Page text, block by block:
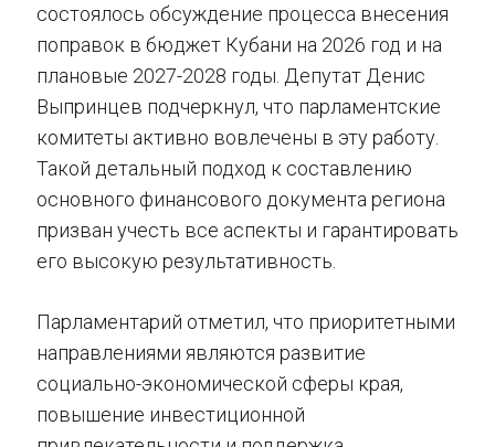
состоялось обсуждение процесса внесения
поправок в бюджет Кубани на 2026 год и на
плановые 2027-2028 годы. Депутат Денис
Выпринцев подчеркнул, что парламентские
комитеты активно вовлечены в эту работу.
Такой детальный подход к составлению
основного финансового документа региона
призван учесть все аспекты и гарантировать
его высокую результативность.
Парламентарий отметил, что приоритетными
направлениями являются развитие
социально-экономической сферы края,
повышение инвестиционной